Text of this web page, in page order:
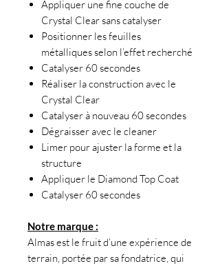
Appliquer une fine couche de
Crystal Clear sans catalyser
Positionner les feuilles
métalliques selon l’effet recherché
Catalyser 60 secondes
Réaliser la construction avec le
Crystal Clear
Catalyser à nouveau 60 secondes
Dégraisser avec le cleaner
Limer pour ajuster la forme et la
structure
Appliquer le Diamond Top Coat
Catalyser 60 secondes
Notre marque :
Almas est le fruit d’une expérience de
terrain, portée par sa fondatrice, qui